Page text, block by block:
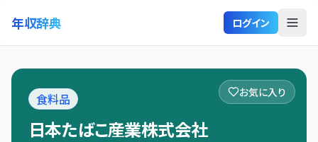
年収辞典 ログイン
お気に入り
食料品
日本たばこ産業株式会社